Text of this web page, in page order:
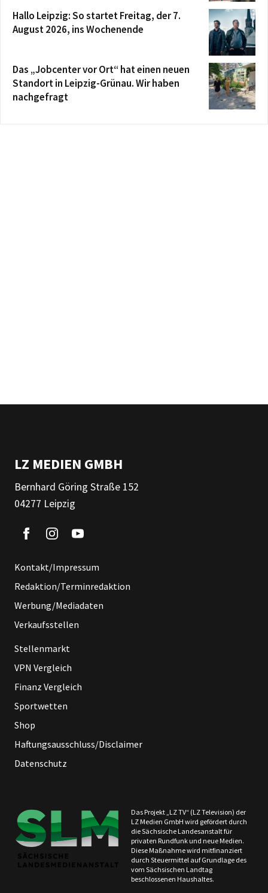
Hallo Leipzig: So startet Freitag, der 7.
August 2026, ins Wochenende
Das „Jobcenter vor Ort“ hat einen neuen
Standort in Leipzig-Grünau. Wir haben
nachgefragt
LZ MEDIEN GMBH
Bernhard Göring Straße 152
04277 Leipzig
Kontakt/Impressum
Redaktion/Terminredaktion
Werbung/Mediadaten
Verkaufsstellen
Stellenmarkt
VPN Vergleich
Finanz Vergleich
Sportwetten
Shop
Haftungsausschluss/Disclaimer
Datenschutz
Das Projekt „LZ TV“ (LZ Television) der
LZ Medien GmbH wird gefördert durch
die Sächsische Landesanstalt für
privaten Rundfunk und neue Medien.
Diese Maßnahme wird mitfinanziert
durch Steuermittel auf Grundlage des
vom Sächsischen Landtag
beschlossenen Haushaltes.